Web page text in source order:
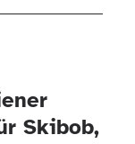
Skibob,